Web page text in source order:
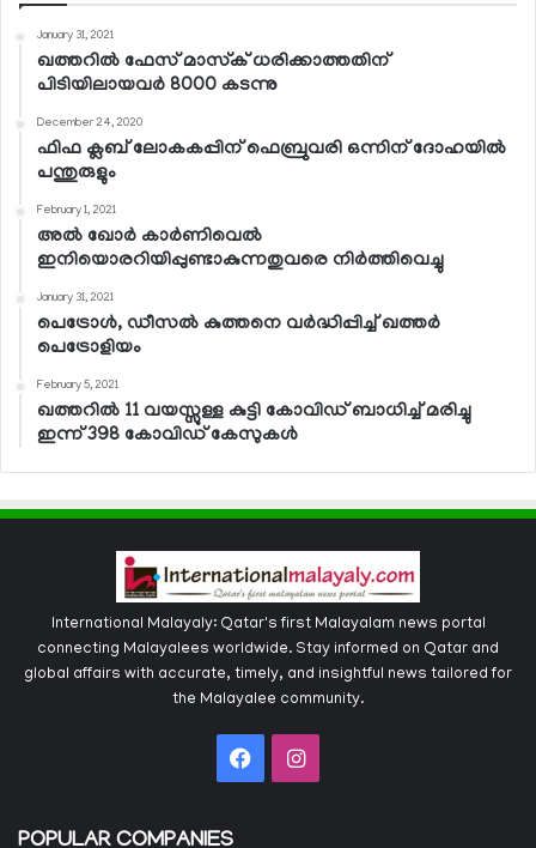
January 31, 2021
ഖത്തറില്‍ ഫേസ് മാസ്‌ക് ധരിക്കാത്തതിന്
പിടിയിലായവര്‍ 8000 കടന്നു
December 24, 2020
ഫിഫ ക്ലബ് ലോകകപ്പിന് ഫെബ്രുവരി ഒന്നിന് ദോഹയില്‍
പന്തുരുളും
February 1, 2021
അല്‍ ഖോര്‍ കാര്‍ണിവെല്‍
ഇനിയൊരറിയിപ്പുണ്ടാകുന്നതുവരെ നിര്‍ത്തിവെച്ചു
January 31, 2021
പെട്രോള്‍, ഡീസല്‍ കുത്തനെ വര്‍ദ്ധിപ്പിച്ച് ഖത്തര്‍
പെട്രോളിയം
February 5, 2021
ഖത്തറില്‍ 11 വയസ്സുള്ള കുട്ടി കോവിഡ് ബാധിച്ച് മരിച്ചു
ഇന്ന് 398 കോവിഡ് കേസുകള്‍
International Malayaly: Qatar's first Malayalam news portal
connecting Malayalees worldwide. Stay informed on Qatar and
global affairs with accurate, timely, and insightful news tailored for
the Malayalee community.
FacebookInstagram
POPULAR COMPANIES